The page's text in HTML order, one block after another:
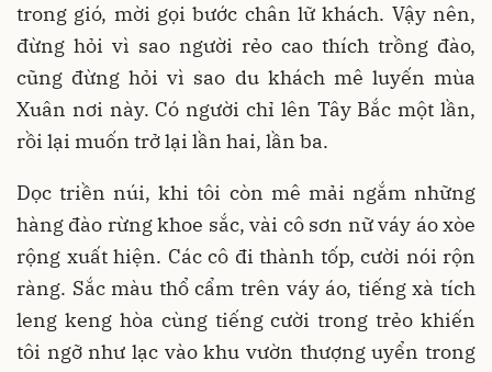
trong gió, mời gọi bước chân lữ khách. Vậy nên,
đừng hỏi vì sao người rẻo cao thích trồng đào,
cũng đừng hỏi vì sao du khách mê luyến mùa
Xuân nơi này. Có người chỉ lên Tây Bắc một lần,
rồi lại muốn trở lại lần hai, lần ba.
Dọc triền núi, khi tôi còn mê mải ngắm những
hàng đào rừng khoe sắc, vài cô sơn nữ váy áo xòe
rộng xuất hiện. Các cô đi thành tốp, cười nói rộn
ràng. Sắc màu thổ cẩm trên váy áo, tiếng xà tích
leng keng hòa cùng tiếng cười trong trẻo khiến
tôi ngỡ như lạc vào khu vườn thượng uyển trong